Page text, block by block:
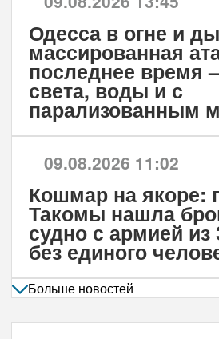
Одесса в огне и
массированная
последнее время
света, воды и с
парализованным
09.08.2026 11:02
Кошмар на якоре:
Такомы нашла
судно с армией из
без единого
Больше новостей